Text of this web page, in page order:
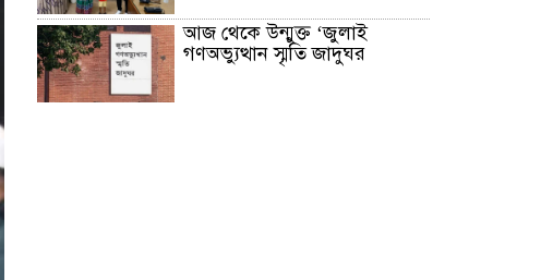
আজ থেকে উন্মুক্ত ‘জুলাই
গণঅভ্যুত্থান স্মৃতি জাদুঘর